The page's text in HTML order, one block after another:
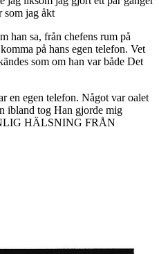
som jag åkt
han sa, från chefens rum på
på hans egen telefon. Vet
som om han var både Det
en egen telefon. Något var oalet
ibland tog Han gjorde mig
HÄLSNING FRÅN